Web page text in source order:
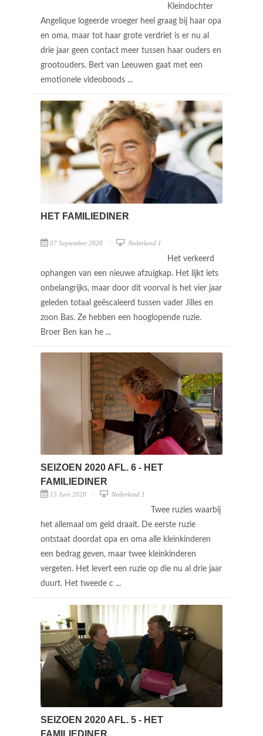
Kleindochter
Angelique logeerde vroeger heel graag bij haar opa
en oma, maar tot haar grote verdriet is er nu al
drie jaar geen contact meer tussen haar ouders en
grootouders. Bert van Leeuwen gaat met een
emotionele videoboods ...
HET FAMILIEDINER
07 September 2020 Nederland 1
Het verkeerd
ophangen van een nieuwe afzuigkap. Het lijkt iets
onbelangrijks, maar door dit voorval is het vier jaar
geleden totaal geëscaleerd tussen vader Jilles en
zoon Bas. Ze hebben een hooglopende ruzie.
Broer Ben kan he ...
SEIZOEN 2020 AFL. 6 - HET
FAMILIEDINER
15 Juni 2020 Nederland 1
Twee ruzies waarbij
het allemaal om geld draait. De eerste ruzie
ontstaat doordat opa en oma alle kleinkinderen
een bedrag geven, maar twee kleinkinderen
vergeten. Het levert een ruzie op die nu al drie jaar
duurt. Het tweede c ...
SEIZOEN 2020 AFL. 5 - HET